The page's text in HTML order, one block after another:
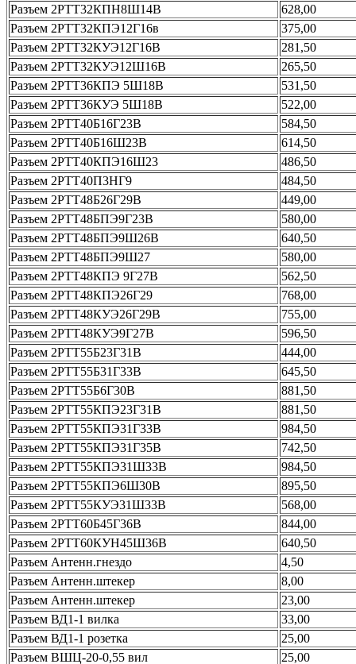
Разъем 2РТТ32КПН8Ш14В
628,00
Разъем 2РТТ32КПЭ12Г16в
375,00
Разъем 2РТТ32КУЭ12Г16В
281,50
Разъем 2РТТ32КУЭ12Ш16В
265,50
Разъем 2РТТ36КПЭ 5Ш18В
531,50
Разъем 2РТТ36КУЭ 5Ш18В
522,00
Разъем 2РТТ40Б16Г23В
584,50
Разъем 2РТТ40Б16Ш23В
614,50
Разъем 2РТТ40КПЭ16Ш23
486,50
Разъем 2РТТ40П3НГ9
484,50
Разъем 2РТТ48Б26Г29В
449,00
Разъем 2РТТ48БПЭ9Г23В
580,00
Разъем 2РТТ48БПЭ9Ш26В
640,50
Разъем 2РТТ48БПЭ9Ш27
580,00
Разъем 2РТТ48КПЭ 9Г27В
562,50
Разъем 2РТТ48КПЭ26Г29
768,00
Разъем 2РТТ48КУЭ26Г29В
755,00
Разъем 2РТТ48КУЭ9Г27В
596,50
Разъем 2РТТ55Б23Г31В
444,00
Разъем 2РТТ55Б31Г33В
645,50
Разъем 2РТТ55Б6Г30В
881,50
Разъем 2РТТ55КПЭ23Г31В
881,50
Разъем 2РТТ55КПЭ31Г33В
984,50
Разъем 2РТТ55КПЭ31Г35В
742,50
Разъем 2РТТ55КПЭ31Ш33В
984,50
Разъем 2РТТ55КПЭ6Ш30В
895,50
Разъем 2РТТ55КУЭ31Ш33В
568,00
Разъем 2РТТ60Б45Г36В
844,00
Разъем 2РТТ60КУН45Ш36В
640,50
Разъем Антенн.гнездо
4,50
Разъем Антенн.штекер
8,00
Разъем Антенн.штекер
23,00
Разъем ВД1-1 вилка
33,00
Разъем ВД1-1 розетка
25,00
Разъем ВШЦ-20-0,55 вил
25,00